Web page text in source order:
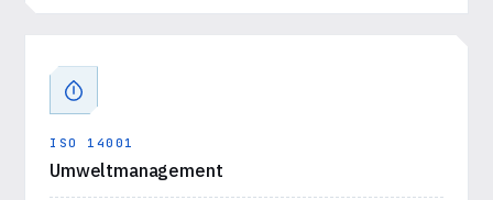
ISO 14001
Umweltmanagement